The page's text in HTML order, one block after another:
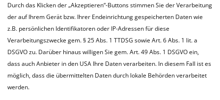
Informationen aus unserer Praxis und Tiermedizin. oder
besuchen Sie uns... mehr erfahren »
Filtern
Durch das Klicken der „Akzeptieren“-Buttons stimmen Sie der Verarbeitung
der auf Ihrem Gerät bzw. Ihrer Endeinrichtung gespeicherten Daten wie
z.B. persönlichen Identifikatoren oder IP-Adressen für diese
Verarbeitungszwecke gem. § 25 Abs. 1 TTDSG sowie Art. 6 Abs. 1 lit. a
DSGVO zu. Darüber hinaus willigen Sie gem. Art. 49 Abs. 1 DSGVO ein,
dass auch Anbieter in den USA Ihre Daten verarbeiten. In diesem Fall ist es
möglich, dass die übermittelten Daten durch lokale Behörden verarbeitet
werden.